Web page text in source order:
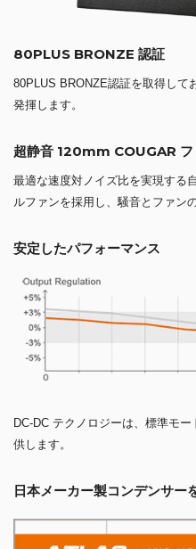
80PLUS BRONZE 認証
80PLUS BRONZE認証を取得して
発揮します。
超静音 120mm COUGAR フ
最適な速度対ノイズ比を実現する
ルファンを採用し、騒音とファン
安定したパフォーマンス
DC-DC テクノロジーは、標準モ
供します。
日本メーカー製コンデンサー